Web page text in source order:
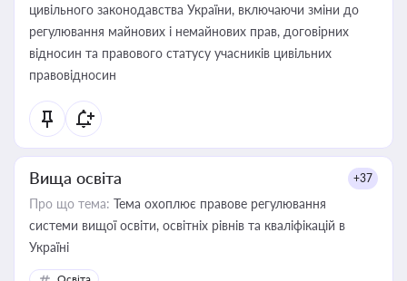
цивільного законодавства України, включаючи зміни до
регулювання майнових і немайнових прав, договірних
відносин та правового статусу учасників цивільних
правовідносин
Вища освіта +37
Про що тема: Тема охоплює правове регулювання
системи вищої освіти, освітніх рівнів та кваліфікацій в
Україні